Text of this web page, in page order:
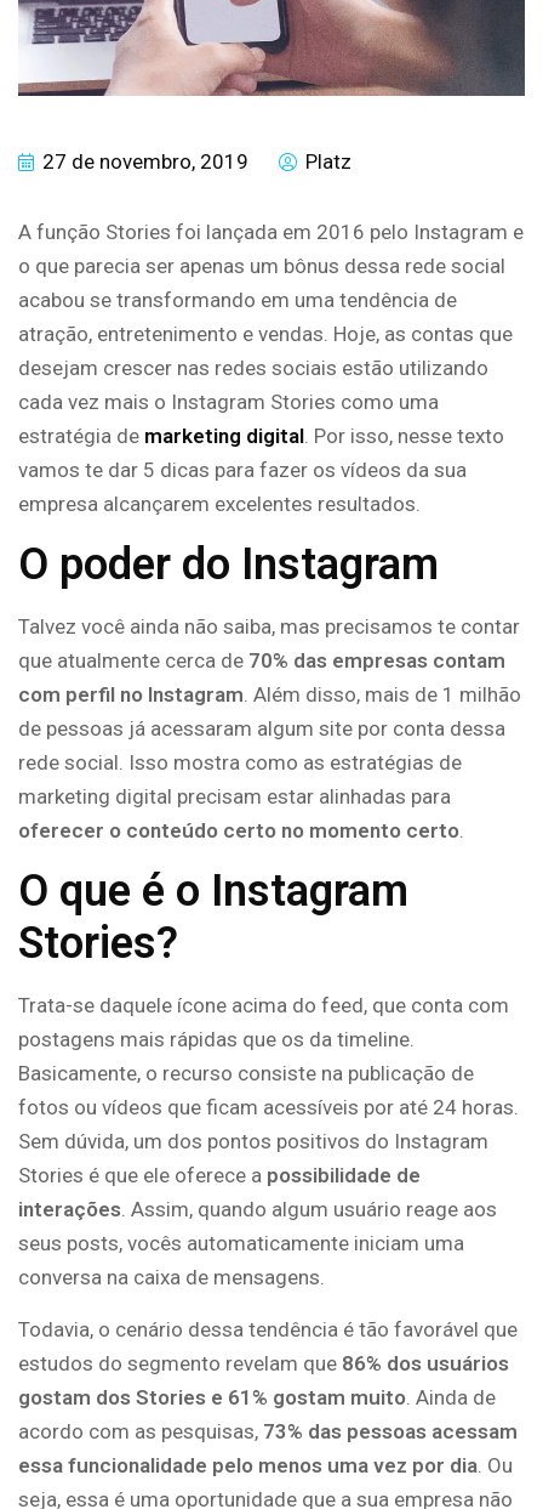
27 de novembro, 2019 Platz
A função Stories foi lançada em 2016 pelo Instagram e
o que parecia ser apenas um bônus dessa rede social
acabou se transformando em uma tendência de
atração, entretenimento e vendas. Hoje, as contas que
desejam crescer nas redes sociais estão utilizando
cada vez mais o Instagram Stories como uma
estratégia de marketing digital . Por isso, nesse texto
vamos te dar 5 dicas para fazer os vídeos da sua
empresa alcançarem excelentes resultados.
O poder do Instagram
Talvez você ainda não saiba, mas precisamos te contar
que atualmente cerca de 70% das empresas contam
com perfil no Instagram . Além disso, mais de 1 milhão
de pessoas já acessaram algum site por conta dessa
rede social. Isso mostra como as estratégias de
marketing digital precisam estar alinhadas para
oferecer o conteúdo certo no momento certo
O que é o Instagram
Stories?
Trata-se daquele ícone acima do feed, que conta com
postagens mais rápidas que os da timeline.
Basicamente, o recurso consiste na publicação de
fotos ou vídeos que ficam acessíveis por até 24 horas.
Sem dúvida, um dos pontos positivos do Instagram
Stories é que ele oferece a possibilidade de
interações . Assim, quando algum usuário reage aos
seus posts, vocês automaticamente iniciam uma
conversa na caixa de mensagens.
Todavia, o cenário dessa tendência é tão favorável que
estudos do segmento revelam que 86% dos usuários
gostam dos Stories e 61% gostam muito . Ainda de
acordo com as pesquisas, 73% das pessoas acessam
essa funcionalidade pelo menos uma vez por dia . Ou
seja, essa é uma oportunidade que a sua empresa não